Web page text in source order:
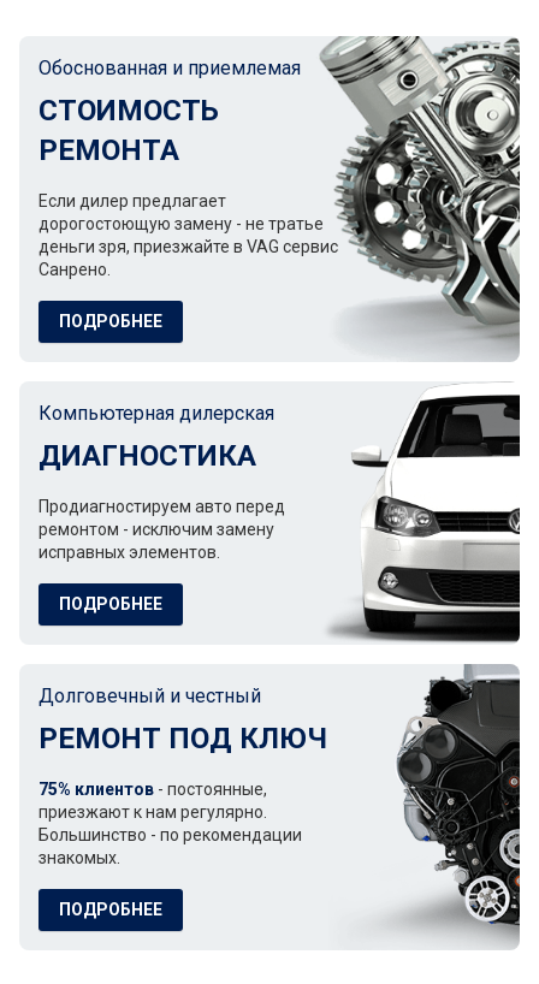
Обоснованная и приемлемая
СТОИМОСТЬ
РЕМОНТА
Если дилер предлагает
дорогостоющую замену - не тратье
деньги зря, приезжайте в VAG сервис
Санрено.
ПОДРОБНЕЕ
Компьютерная дилерская
ДИАГНОСТИКА
Продиагностируем авто перед
ремонтом - исключим замену
исправных элементов.
ПОДРОБНЕЕ
Долговечный и честный
РЕМОНТ ПОД КЛЮЧ
75% клиентов - постоянные,
приезжают к нам регулярно.
Большинство - по рекомендации
знакомых.
ПОДРОБНЕЕ